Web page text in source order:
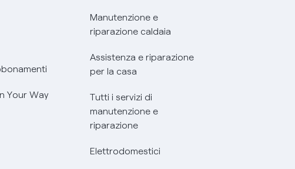
Your Way
Manutenzione e
riparazione caldaia
Assistenza e riparazione
per la casa
Tutti i servizi di
manutenzione e
riparazione
Elettrodomestici